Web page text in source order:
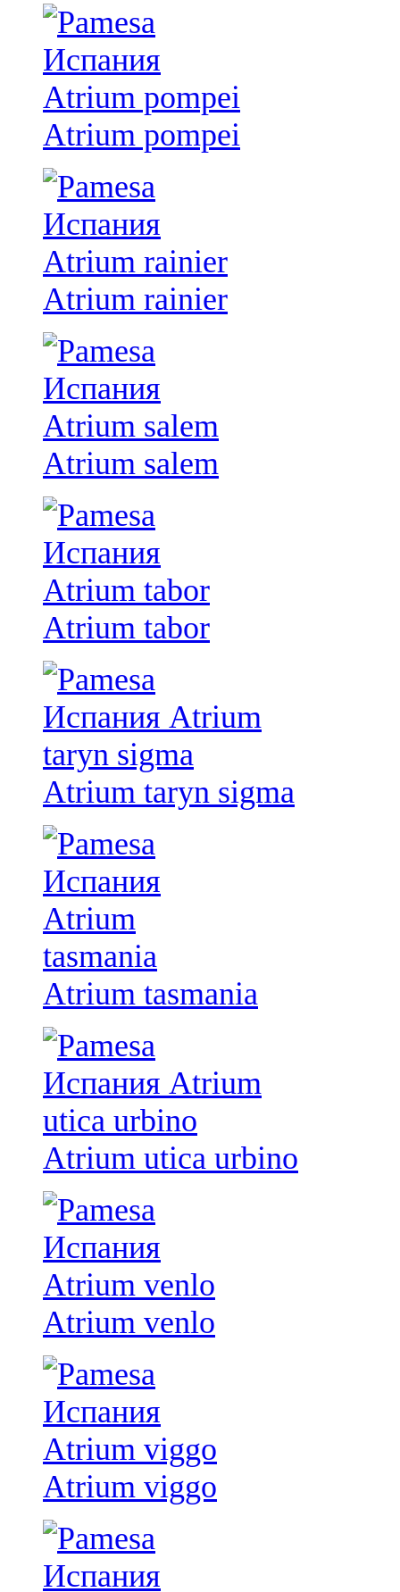
Atrium pompei
Atrium rainier
Atrium salem
Atrium tabor
Atrium taryn sigma
Atrium tasmania
Atrium utica urbino
Atrium venlo
Atrium viggo